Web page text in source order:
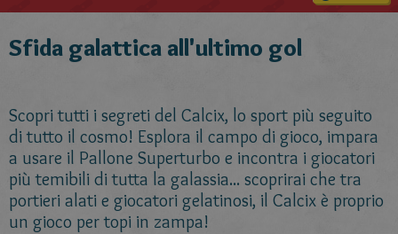
Sfida galattica all'ultimo gol
Scopri tutti i segreti del Calcix, lo sport più seguito
di tutto il cosmo! Esplora il campo di gioco, impara
a usare il Pallone Superturbo e incontra i giocatori
più temibili di tutta la galassia... scoprirai che tra
portieri alati e giocatori gelatinosi, il Calcix è proprio
un gioco per topi in zampa!